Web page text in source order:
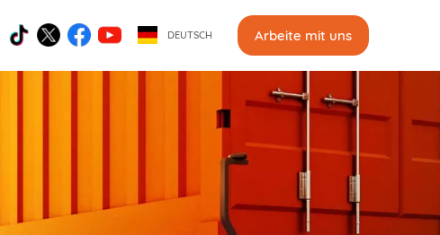
DEUTSCH Arbeite mit uns